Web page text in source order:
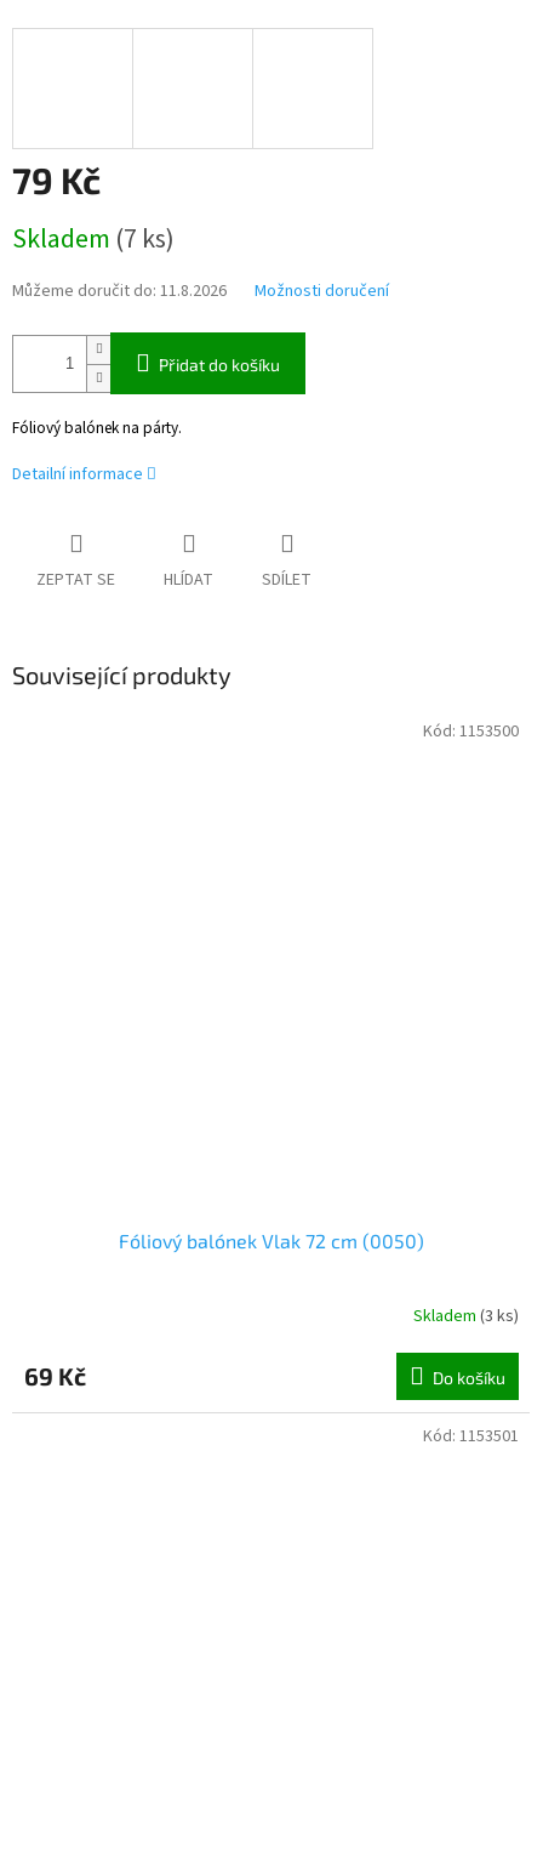
79 Kč
cena:
Skladem (7 ks)
Můžeme doručit do: 11.8.2026 Možnosti doručení
Přidat do košíku
Fóliový balónek na párty.
Detailní informace
ZEPTAT SE HLÍDAT SDÍLET
Související produkty
Fóliový balónek Vlak 72 cm (0050)
Skladem (3 ks)
69 Kč Do košíku
Kód: 1153500
Kód: 1153501